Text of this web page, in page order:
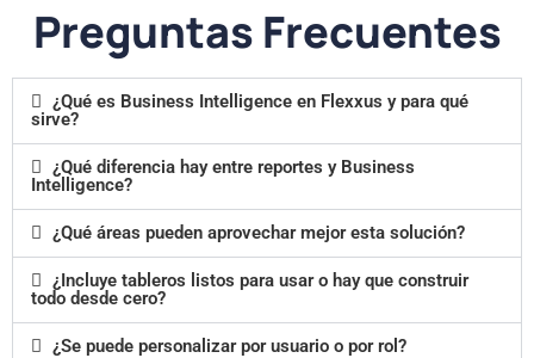
Preguntas Frecuentes
¿Qué es Business Intelligence en Flexxus y para qué
sirve?
¿Qué diferencia hay entre reportes y Business
Intelligence?
¿Qué áreas pueden aprovechar mejor esta solución?
¿Incluye tableros listos para usar o hay que construir
todo desde cero?
¿Se puede personalizar por usuario o por rol?